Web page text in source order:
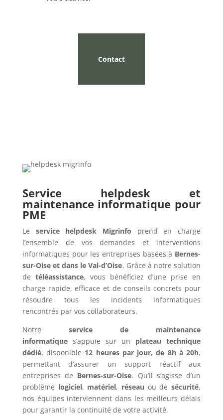
Contact
Service helpdesk et
maintenance informatique pour
PME
Le service helpdesk Migrinfo prend en charge
l’ensemble de vos demandes et interventions
informatiques pour les entreprises basées à Bernes-
sur-Oise et dans le Val-d’Oise. Grâce à notre solution
de téléassistance, vous bénéficiez d’une prise en
charge rapide, efficace et de conseils concrets pour
résoudre tous les incidents informatiques
rencontrés par vos collaborateurs.
Notre service de maintenance
informatiques’appuie sur un plateau technique
dédié, disponible 12 heures par jour, de 8h à 20h,
permettant d’assurer un support réactif aux
entreprises de Bernes-sur-Oise. Qu’il s’agisse d’un
problème logiciel, matériel, réseau ou desécurité,
nos équipes interviennent dans les meilleurs délais
pour garantir la continuité de votre activité.